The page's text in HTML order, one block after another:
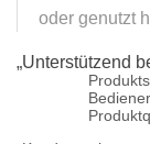
oder genutzt
„Unterstützend